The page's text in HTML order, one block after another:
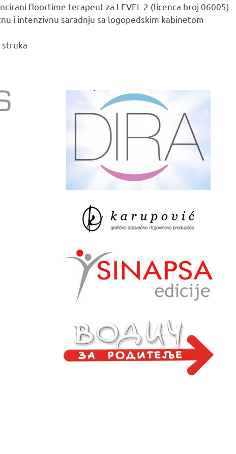
floortime terapeut za LEVEL 2 (licenca broj 06005)
i intenzivnu saradnju sa logopedskim kabinetom
struka